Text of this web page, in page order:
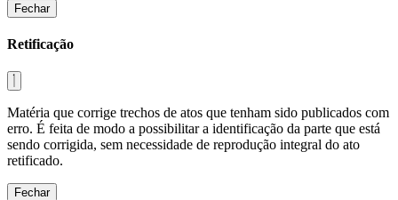
Fechar
Retificação
Matéria que corrige trechos de atos que tenham sido publicados com
erro. É feita de modo a possibilitar a identificação da parte que está
sendo corrigida, sem necessidade de reprodução integral do ato
retificado.
Fechar